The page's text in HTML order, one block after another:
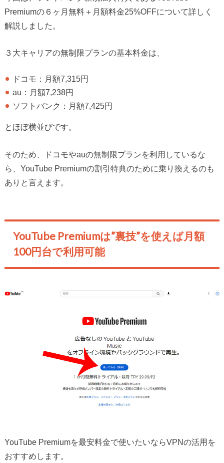
Premiumの６ヶ月無料＋月額料金25%OFFについて詳しく
解説しました。
３大キャリアの無制限プランの基本料金は、
ドコモ：月額7,315円
au：月額7,238円
ソフトバンク：月額7,425円
とほぼ横並びです。
そのため、ドコモやauの無制限プランを利用しているな
ら、YouTube Premiumの割引特典のために乗り換えるのも
ありと言えます。
YouTube Premiumは”裏技”を使えば月額
100円台で利用可能
YouTube Premiumを最安料金で使いたいならVPNの活用を
おすすめします。